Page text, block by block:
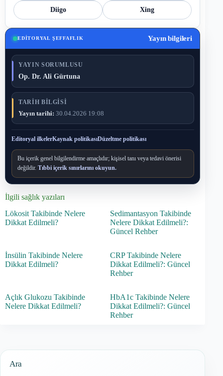
Diigo Xing
EDITORYAL ŞEFFAFLIK Yayın bilgileri
YAYIN SORUMLUSU
Op. Dr. Ali Gürtuna
TARIH BILGISI
Yayın tarihi: 30.04.2026 19:08
Editoryal ilkelerKaynak politikasıDüzeltme politikası
Bu içerik genel bilgilendirme amaçlıdır; kişisel tanı veya tedavi önerisi
değildir. Tıbbi içerik sınırlarını okuyun.
İlgili sağlık yazıları
Lökosit Takibinde Nelere
Dikkat Edilmeli?
Sedimantasyon Takibinde
Nelere Dikkat Edilmeli?:
Güncel Rehber
İnsülin Takibinde Nelere
Dikkat Edilmeli?
CRP Takibinde Nelere
Dikkat Edilmeli?: Güncel
Rehber
Açlık Glukozu Takibinde
Nelere Dikkat Edilmeli?
HbA1c Takibinde Nelere
Dikkat Edilmeli?: Güncel
Rehber
Ara